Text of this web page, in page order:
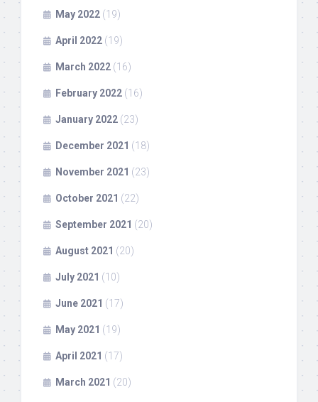
May 2022 (19)
April 2022 (19)
March 2022 (16)
February 2022 (16)
January 2022 (23)
December 2021 (18)
November 2021 (23)
October 2021 (22)
September 2021 (20)
August 2021 (20)
July 2021 (10)
June 2021 (17)
May 2021 (19)
April 2021 (17)
March 2021 (20)